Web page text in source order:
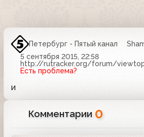
Петербург - Пятый канал
5 сентября 2015, 22:58
http://rutracker.org/forum/
Есть проблема?
и
Комментарии 0